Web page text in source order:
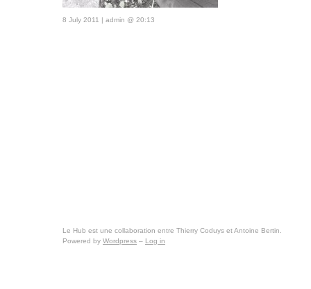
8 July 2011 | admin @ 20:13
Le Hub est une collaboration entre Thierry Coduys et Antoine Bertin.
Powered by Wordpress – Log in